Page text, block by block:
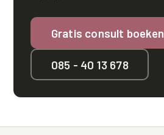
Gratis consult boeken
085 - 40 13 678